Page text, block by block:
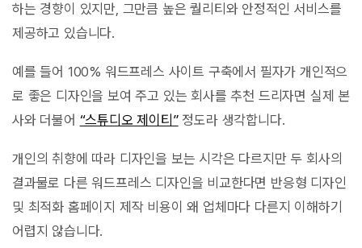
하는 경향이 있지만, 그만큼 높은 퀄리티와 안정적인 서비스를
제공하고 있습니다.
예를 들어 100% 워드프레스 사이트 구축에서 필자가 개인적으
로 좋은 디자인을 보여 주고 있는 회사를 추천 드리자면 실제 본
사와 더불어 “스튜디오 제이티”정도라 생각합니다.
개인의 취향에 따라 디자인을 보는 시각은 다르지만 두 회사의
결과물로 다른 워드프레스 디자인을 비교한다면 반응형 디자인
및 최적화 홈페이지 제작 비용이 왜 업체마다 다른지 이해하기
어렵지 않습니다.